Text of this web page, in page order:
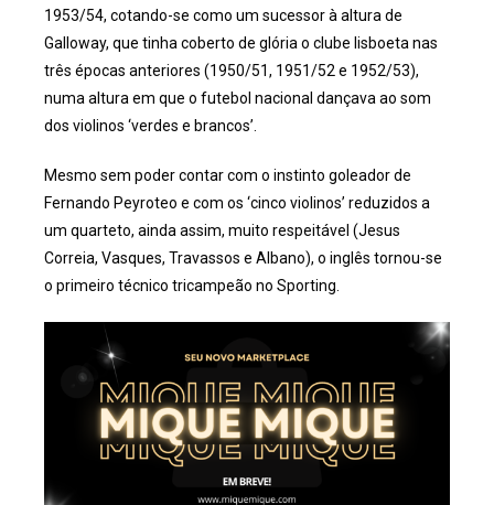
1953/54, cotando-se como um sucessor à altura de
Galloway, que tinha coberto de glória o clube lisboeta nas
três épocas anteriores (1950/51, 1951/52 e 1952/53),
numa altura em que o futebol nacional dançava ao som
dos violinos ‘verdes e brancos’.
Mesmo sem poder contar com o instinto goleador de
Fernando Peyroteo e com os ‘cinco violinos’ reduzidos a
um quarteto, ainda assim, muito respeitável (Jesus
Correia, Vasques, Travassos e Albano), o inglês tornou-se
o primeiro técnico tricampeão no Sporting.